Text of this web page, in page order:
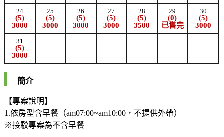
24
(5)
3000
25
(5)
3000
26
(5)
3000
27
(5)
3000
28
(5)
3500
29
(0)
已售完
30
(5)
3000
31
(5)
3000
簡介
【專案說明】
1.依房型含早餐（am07:00~am10:00，不提供外帶）
※接駁專案為不含早餐